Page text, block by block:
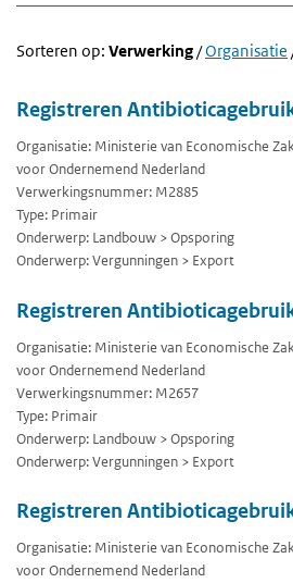
Sorteren op: Verwerking/Organisatie
Registreren
Organisatie: Ministerie van Economische
voor Ondernemend Nederland
Verwerkingsnummer: M2885
Type: Primair
Onderwerp: Landbouw > Opsporing
Onderwerp: Vergunningen > Export
Registreren
Organisatie: Ministerie van Economische
voor Ondernemend Nederland
Verwerkingsnummer: M2657
Type: Primair
Onderwerp: Landbouw > Opsporing
Onderwerp: Vergunningen > Export
Registreren
Organisatie: Ministerie van Economische
voor Ondernemend Nederland